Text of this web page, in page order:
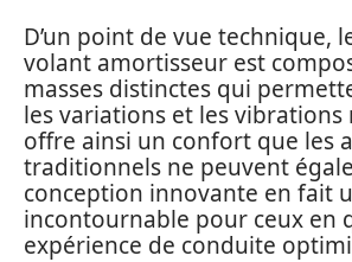
D’un point de vue technique,
volant amortisseur est
masses distinctes qui
les variations et les vibrations
offre ainsi un confort que les
traditionnels ne peuvent
conception innovante en fait
incontournable pour ceux en
expérience de conduite